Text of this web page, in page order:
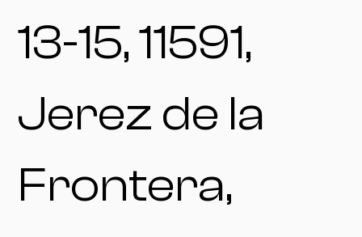
13-15, 11591,
Jerez de la
Frontera,